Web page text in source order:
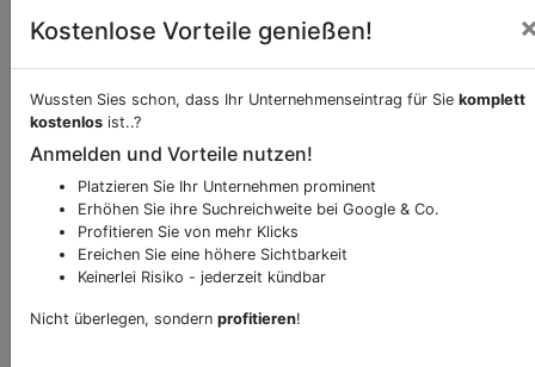
Beschreibung & Services von
Sie möchten eine Beschreibung, Dienstleistung
oder andere relevante Informationen hinzufügen?
Klicken Sie bittehierum uns zu kontaktieren.
Gerne erweitern wir Ihren Firmeneintrag um
Sonderangebote odere besondere Services, die
Ihr Unternehmen anbietet und womit Sie sich von
Kostenlose Vorteile genießen!
Wussten Sies schon, dass Ihr Unternehmenseintrag für Sie komplett
kostenlos ist..?
Anmelden und Vorteile nutzen!
Platzieren Sie Ihr Unternehmen prominent
Erhöhen Sie ihre Suchreichweite bei Google & Co.
Profitieren Sie von mehr Klicks
Ereichen Sie eine höhere Sichtbarkeit
Keinerlei Risiko - jederzeit kündbar
Nicht überlegen, sondern profitieren!